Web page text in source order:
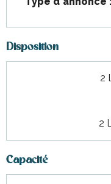
Disposition
2
2
Capacité